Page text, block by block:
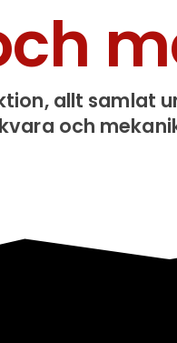
allt samlat
och